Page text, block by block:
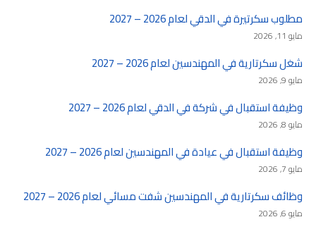
مطلوب سكرتيرة في الدقي لعام 2026 – 2027
مايو 11, 2026
شغل سكرتارية في المهندسين لعام 2026 – 2027
مايو 9, 2026
وظيفة استقبال في شركة في الدقي لعام 2026 – 2027
مايو 8, 2026
وظيفة استقبال في عيادة في المهندسين لعام 2026 – 2027
مايو 7, 2026
وظائف سكرتارية في المهندسين شفت مسائي لعام 2026 – 2027
مايو 6, 2026